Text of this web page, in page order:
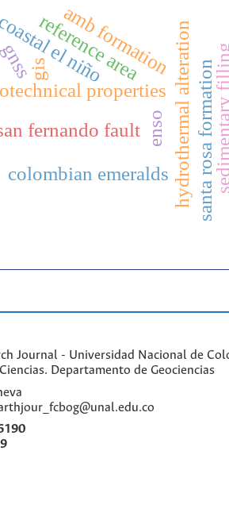
colombian emeralds hydrothermal alterationsanta rosa formation
fernando fault
properties
amb formation
reference area
gis
enso
el niño
gnss
Journal - Universidad Nacional de
Departamento de Geociencias